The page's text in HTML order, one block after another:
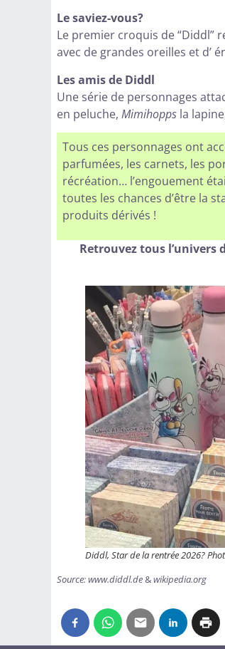
Le saviez-vous?
Le premier croquis de
avec de grandes oreilles et d’
Les amis de Diddl
Une série de personnages
en peluche, Mimihopps la
Tous ces personnages ont
parfumées, les carnets, les
récréation… l’engouement
toutes les chances d’être la
produits dérivés !
Retrouvez tous l’univers
Diddl, Star de la rentrée 2026?
Source: www.diddl.de&wikipedia.org